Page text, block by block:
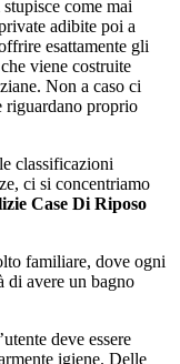
come mai
adibite poi a
esattamente gli
viene costruite
Non a caso ci
riguardano proprio
classificazioni
ci si concentriamo
Case Di Riposo
familiare, dove ogni
di avere un bagno
deve essere
igiene. Delle